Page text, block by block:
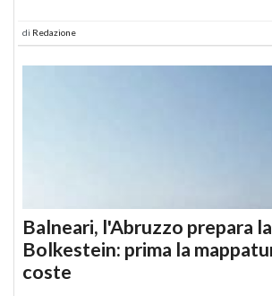
di Redazione
Balneari, l'Abruzzo prepara
Bolkestein: prima la
coste